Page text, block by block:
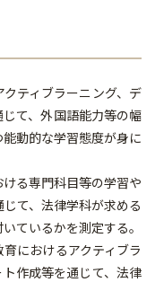
ティブラーニング、デ
て、外国語能力等の幅
動的な学習態度が身に
る専門科目等の学習や
て、法律学科が求める
ているかを測定する。
におけるアクティブラ
作成等を通じて、法律